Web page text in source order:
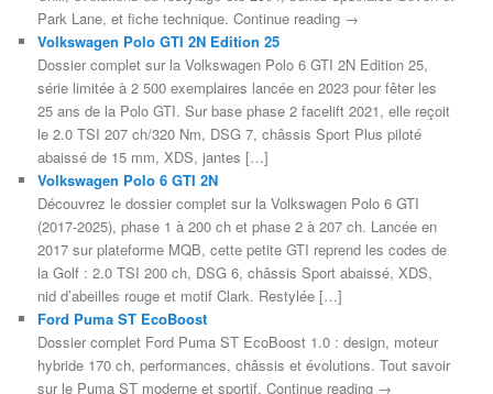
Park Lane, et fiche technique. Continue reading →
Volkswagen Polo GTI 2N Edition 25
Dossier complet sur la Volkswagen Polo 6 GTI 2N Edition 25,
série limitée à 2 500 exemplaires lancée en 2023 pour fêter les
25 ans de la Polo GTI. Sur base phase 2 facelift 2021, elle reçoit
le 2.0 TSI 207 ch/320 Nm, DSG 7, châssis Sport Plus piloté
abaissé de 15 mm, XDS, jantes […]
Volkswagen Polo 6 GTI 2N
Découvrez le dossier complet sur la Volkswagen Polo 6 GTI
(2017-2025), phase 1 à 200 ch et phase 2 à 207 ch. Lancée en
2017 sur plateforme MQB, cette petite GTI reprend les codes de
la Golf : 2.0 TSI 200 ch, DSG 6, châssis Sport abaissé, XDS,
nid d’abeilles rouge et motif Clark. Restylée […]
Ford Puma ST EcoBoost
Dossier complet Ford Puma ST EcoBoost 1.0 : design, moteur
hybride 170 ch, performances, châssis et évolutions. Tout savoir
sur le Puma ST moderne et sportif. Continue reading →